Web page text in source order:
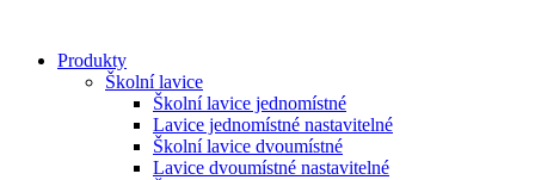
obsahuProdukty
Školní lavice
Školní lavice jednomístné
Lavice jednomístné nastavitelné
Školní lavice dvoumístné
Lavice dvoumístné nastavitelné